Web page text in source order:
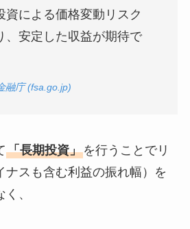
資による価格変動リスク
、安定した収益が期待で
融庁 (fsa.go.jp)
「長期投資」を行うことでリ
ナスも含む利益の振れ幅）を
、